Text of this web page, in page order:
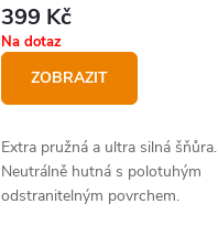
399 Kč
Na dotaz
ZOBRAZIT
Extra pružná a ultra silná šňůra.
Neutrálně hutná s polotuhým
odstranitelným povrchem.